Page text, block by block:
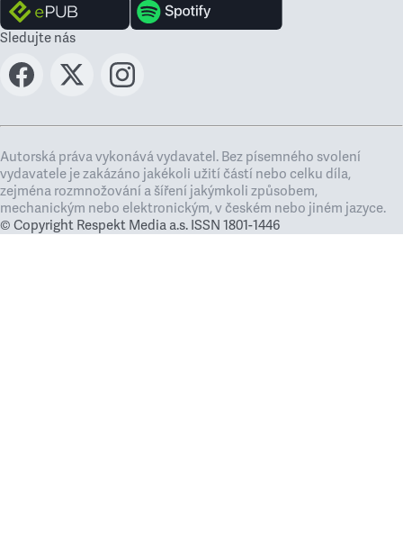
Sledujte nás
Autorská práva vykonává vydavatel. Bez písemného svolení
vydavatele je zakázáno jakékoli užití částí nebo celku díla,
zejména rozmnožování a šíření jakýmkoli způsobem,
mechanickým nebo elektronickým, v českém nebo jiném jazyce.
© Copyright Respekt Media a.s. ISSN 1801-1446